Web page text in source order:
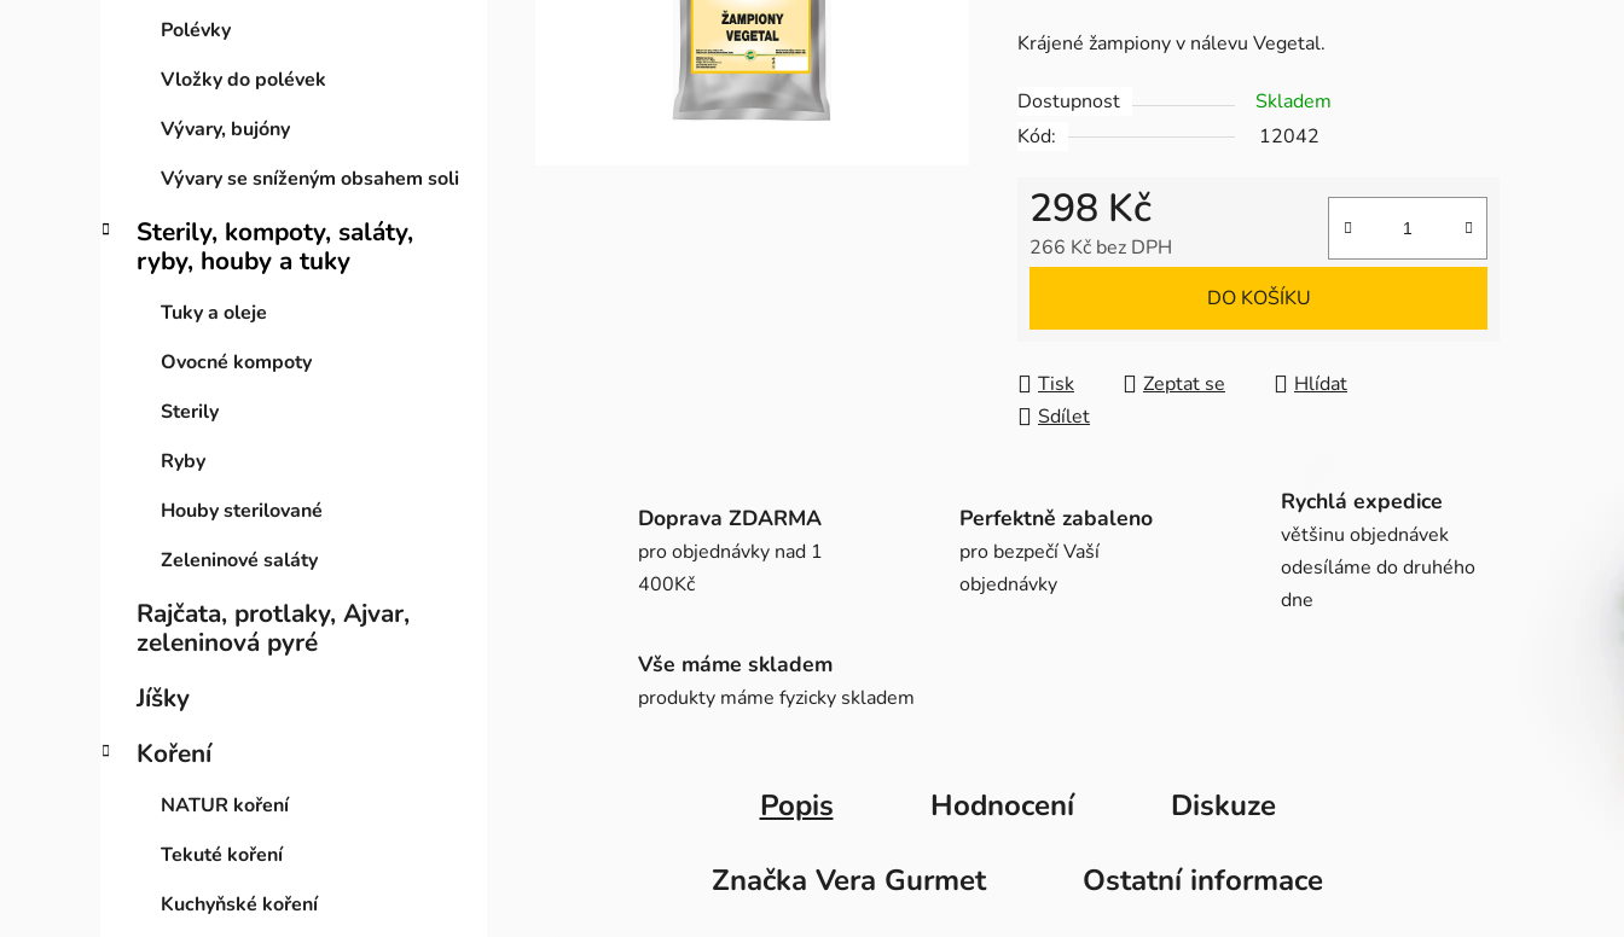
l
Polévky
Vložky do polévek
Vývary, bujóny
Vývary se sníženým obsahem soli
Sterily, kompoty, saláty,
ryby, houby a tuky
Tuky a oleje
Ovocné kompoty
Sterily
Ryby
Houby sterilované
Zeleninové saláty
Rajčata, protlaky, Ajvar,
zeleninová pyré
Jíšky
Koření
NATUR koření
Tekuté koření
Kuchyňské koření
je
z
5
Krájené žampiony v nálevu Vegetal.
Dostupnost
Skladem
Kód:
12042
298 Kč
266 Kč bez DPH
DO KOŠÍKU
Tisk Zeptat se
Hlídat
Sdílet
Doprava ZDARMA
pro objednávky nad 1
400Kč
Perfektně zabaleno
pro bezpečí Vaší
objednávky
Rychlá expedice
většinu objednávek
odesíláme do druhého
dne
Vše máme skladem
produkty máme fyzicky skladem
Popis Hodnocení
Diskuze
Značka Vera Gurmet Ostatní informace